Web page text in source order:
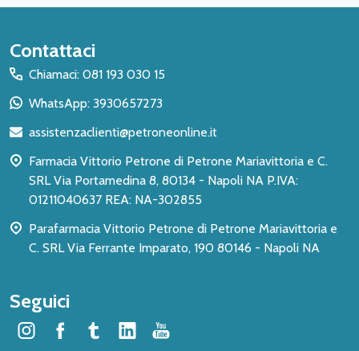
Inizio
del
piè
pagina
Contattaci
Chiamaci: 081 193 030 15
WhatsApp: 3930657273
assistenzaclienti@petroneonline.it
Farmacia Vittorio Petrone di Petrone Mariavittoria e C.
SRL Via Portamedina 8, 80134 - Napoli NA P.IVA:
01211040637 REA: NA-302855
Parafarmacia Vittorio Petrone di Petrone Mariavittoria e
C. SRL Via Ferrante Imparato, 190 80146 - Napoli NA
Seguici